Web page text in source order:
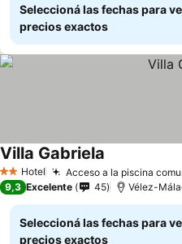
Seleccioná las fechas para
precios exactos
2 Estrellas
Hotel Acceso a la piscina
Villa Gabriela
9,3 Excelente 45 Vélez-
Seleccioná las fechas para
precios exactos